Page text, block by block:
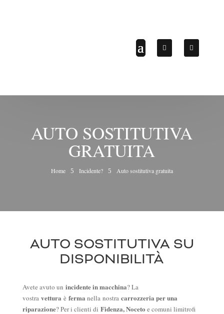
AUTO SOSTITUTIVA
GRATUITA
Home 5 Incidente? 5 Auto sostitutiva gratuita
AUTO SOSTITUTIVA SU
DISPONIBILITÀ
Avete avuto un incidente in macchina? La
vostra vettura è ferma nella nostra carrozzeria per una
riparazione? Per i clienti di Fidenza, Noceto e comuni limitrofi